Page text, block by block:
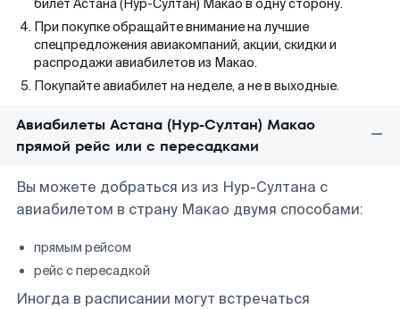
билет Астана (Нур-Султан) Макао в одну сторону.
При покупке обращайте внимание на лучшие
спецпредложения авиакомпаний, акции, скидки и
распродажи авиабилетов из Макао.
Покупайте авиабилет на неделе, а не в выходные.
Авиабилеты Астана (Нур-Султан) Макао
прямой рейс или с пересадками
Вы можете добраться из из Нур-Султана с
авиабилетом в страну Макао двумя способами:
прямым рейсом
рейс с пересадкой
Иногда в расписании могут встречаться